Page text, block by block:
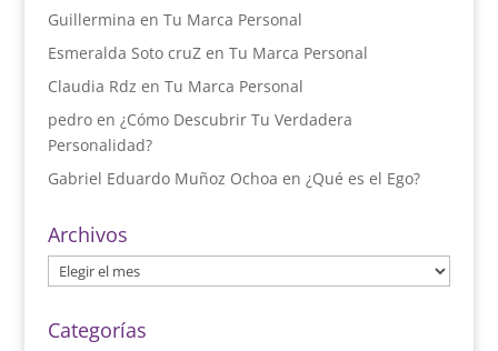
Guillermina en Tu Marca Personal
Esmeralda Soto cruZen Tu Marca Personal
Claudia Rdz en Tu Marca Personal
pedroen ¿Cómo Descubrir Tu Verdadera
Personalidad?
Gabriel Eduardo Muñoz Ochoa en ¿Qué es el Ego?
Archivos
Archivos
Categorías